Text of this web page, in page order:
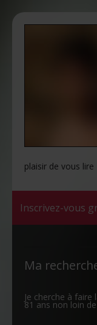
plaisir de vous lire
Inscrivez-vous
Ma
Je cherche à
81 ans non loin